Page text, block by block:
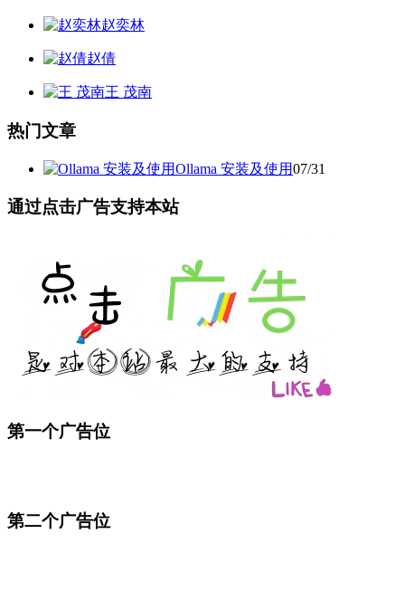
赵奕林
赵倩
王 茂南
热门文章
Ollama 安装及使用07/31
通过点击广告支持本站
第一个广告位
第二个广告位